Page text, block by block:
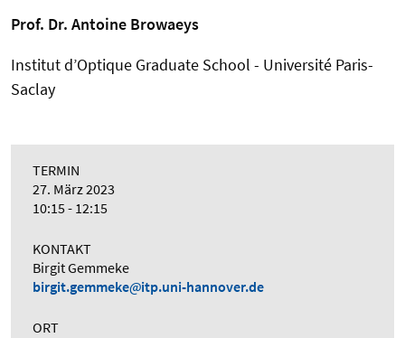
Prof. Dr. Antoine Browaeys
Institut d’Optique Graduate School - Université Paris-
Saclay
TERMIN
27. März 2023
10:15 - 12:15
KONTAKT
Birgit Gemmeke
birgit.gemmeke
itp.uni-hannover.de
ORT